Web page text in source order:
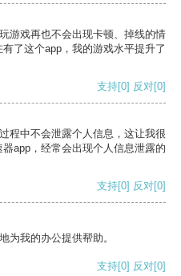
游戏再也不会出现卡顿、掉线的情
了这个app，我的游戏水平提升了
支持[0] 反对[0]
程中不会泄露个人信息，这让我很
app，经常会出现个人信息泄露的
支持[0] 反对[0]
为我的办公提供帮助。
支持[0] 反对[0]